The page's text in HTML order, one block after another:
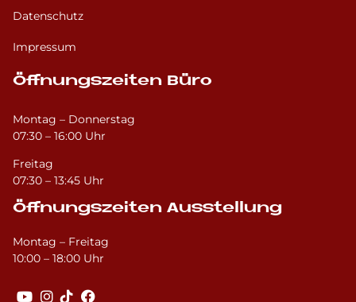
Datenschutz
Impressum
Öffnungszeiten Büro
Montag – Donnerstag
07:30 – 16:00 Uhr
Freitag
07:30 – 13:45 Uhr
Öffnungszeiten Ausstellung
Montag – Freitag
10:00 – 18:00 Uhr